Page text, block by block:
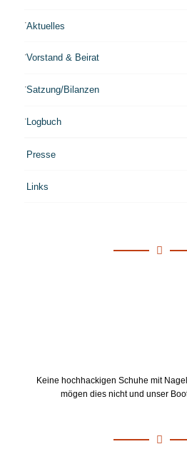
Aktuelles
Vorstand & Beirat
Satzung/Bilanzen
Logbuch
Presse
Links
Keine hochhackigen Schuhe mit
mögen dies nicht und unser